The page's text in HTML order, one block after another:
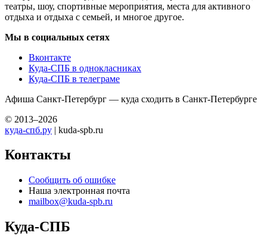
театры, шоу, спортивные мероприятия, места для активного
отдыха и отдыха с семьей, и многое другое.
Мы в социальных сетях
Вконтакте
Куда-СПБ в однокласниках
Куда-СПБ в телеграме
Афиша Санкт-Петербург — куда сходить в Санкт-Петербурге
© 2013–2026
куда-спб.ру | kuda-spb.ru
Контакты
Сообщить об ошибке
Наша электронная почта
mailbox@kuda-spb.ru
Куда-СПБ